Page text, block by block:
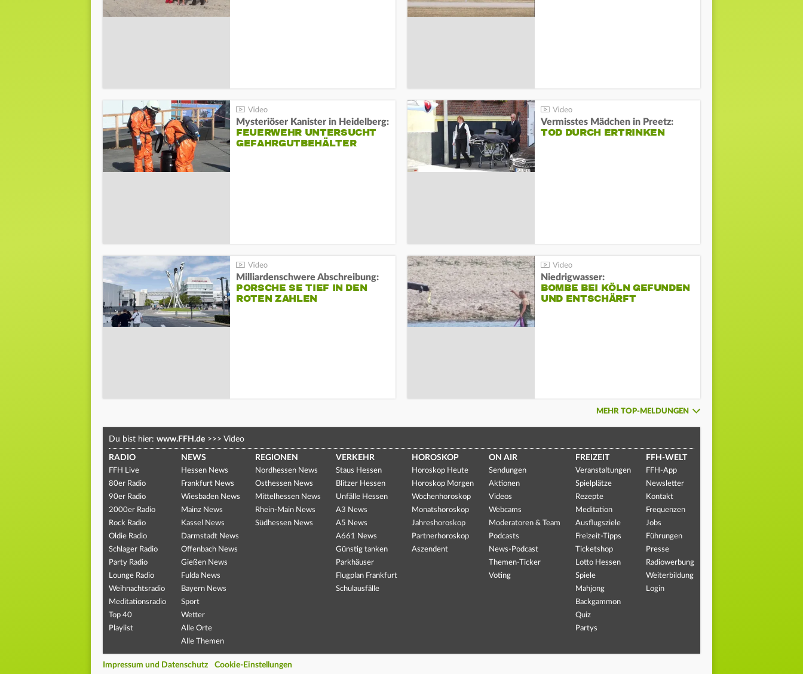
Mysteriöser Kanister in Heidelberg:
FEUERWEHR UNTERSUCHT
GEFAHRGUTBEHÄLTER
Vermisstes Mädchen in Preetz:
TOD DURCH ERTRINKEN
Milliardenschwere Abschreibung:
PORSCHE SE TIEF IN DEN
ROTEN ZAHLEN
Niedrigwasser:
BOMBE BEI KÖLN GEFUNDEN
UND ENTSCHÄRFT
MEHR TOP-MELDUNGEN
Du bist hier: www.FFH.de >>> Video
RADIO
FFH Live
80er Radio
90er Radio
2000er Radio
Rock Radio
Oldie Radio
Schlager Radio
Party Radio
Lounge Radio
Weihnachtsradio
Meditationsradio
Top 40
Playlist
NEWS
Hessen News
Frankfurt News
Wiesbaden News
Mainz News
Kassel News
Darmstadt News
Offenbach News
Gießen News
Fulda News
Bayern News
Sport
Wetter
Alle Orte
Alle Themen
REGIONEN
Nordhessen News
Osthessen News
Mittelhessen News
Rhein-Main News
Südhessen News
VERKEHR
Staus Hessen
Blitzer Hessen
Unfälle Hessen
A3 News
A5 News
A661 News
Günstig tanken
Parkhäuser
Flugplan Frankfurt
Schulausfälle
HOROSKOP
Horoskop Heute
Horoskop Morgen
Wochenhoroskop
Monatshoroskop
Jahreshoroskop
Partnerhoroskop
Aszendent
ON AIR
Sendungen
Aktionen
Videos
Webcams
Moderatoren & Team
Podcasts
News-Podcast
Themen-Ticker
Voting
FREIZEIT
Veranstaltungen
Spielplätze
Rezepte
Meditation
Ausflugsziele
Freizeit-Tipps
Ticketshop
Lotto Hessen
Spiele
Mahjong
Backgammon
Quiz
Partys
FFH-WELT
FFH-App
Newsletter
Kontakt
Frequenzen
Jobs
Führungen
Presse
Radiowerbung
Weiterbildung
Login
Impressum und Datenschutz Cookie-Einstellungen